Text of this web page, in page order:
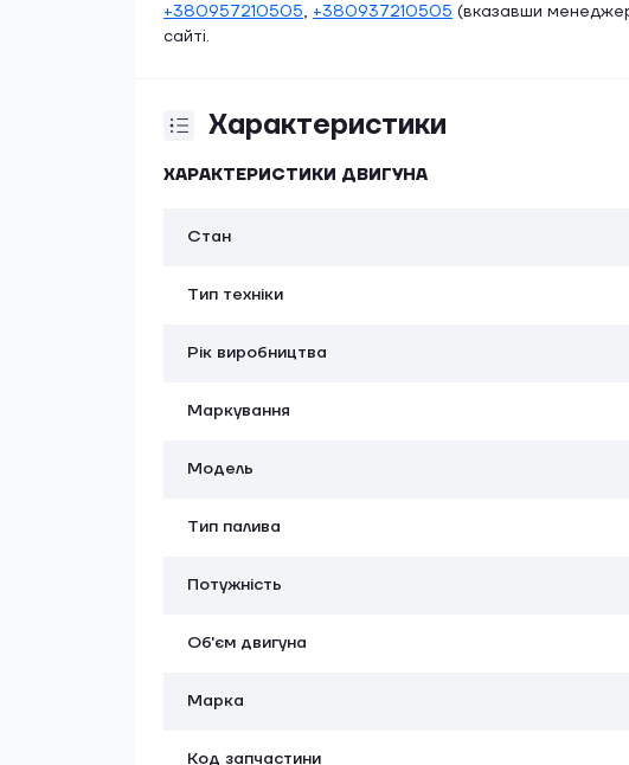
+380957210505, +380937210505 (вказавши
сайті.
Характеристики
ХАРАКТЕРИСТИКИ ДВИГУНА
Стан
Тип техніки
Рік виробництва
Маркування
Модель
Тип палива
Потужність
Об'єм двигуна
Марка
Код запчастини